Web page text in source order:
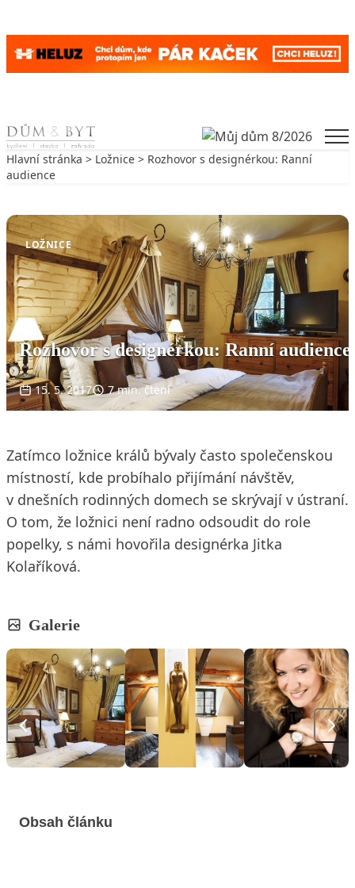
Skip to content
Hlavní stránka > Ložnice > Rozhovor s designérkou: Ranní
audience
LOŽNICE
Rozhovor s designérkou: Ranní audience
15. 5. 2017 7 min. čtení
Zatímco ložnice králů bývaly často společenskou
místností, kde probíhalo přijímání návštěv,
v dnešních rodinných domech se skrývají v ústraní.
O tom, že ložnici není radno odsoudit do role
popelky, s námi hovořila designérka Jitka
Kolaříková.
Galerie
Obsah článku